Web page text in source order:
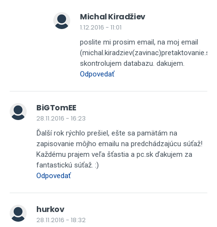
Michal Kiradžiev
1.12.2016 - 11:01
poslite mi prosim email, na moj email
(michal.kiradziev(zavinac)pretaktovanie.sk),
skontrolujem databazu. dakujem.
Odpovedať
BiGTomEE
28.11.2016 - 16:23
Ďalší rok rýchlo prešiel, ešte sa pamätám na
zapisovanie môjho emailu na predchádzajúcu súťaž!
Každému prajem veľa šťastia a pc.sk ďakujem za
fantastickú súťaž. :)
Odpovedať
hurkov
28.11.2016 - 18:32